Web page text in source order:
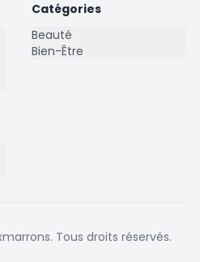
Catégories
Beauté
Bien-Être
. Tous droits réservés.